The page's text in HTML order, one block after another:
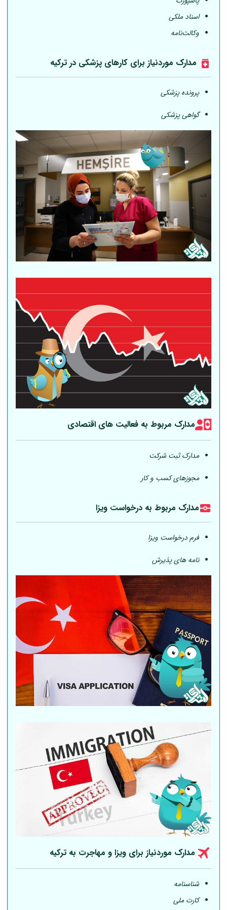
اسناد ملکی
وکالت‌نامه
مدارک موردنیاز برای کارهای پزشکی در ترکیه
پرونده پزشکی
گواهی پزشکی
مدارک مربوط به فعالیت های اقتصادی
مدارک ثبت شرکت
مجوزهای کسب و کار
مدارک مربوط به درخواست ویزا
فرم درخواست ویزا
نامه های پذیرش
مدارک موردنیاز برای ویزا و مهاجرت به ترکیه
شناسنامه
کارت ملی